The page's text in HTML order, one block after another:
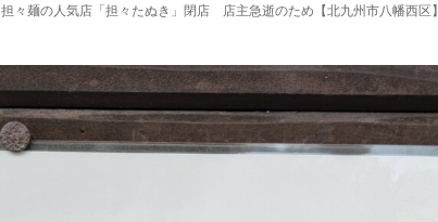
担々麺の人気店「担々たぬき」閉店 店主急逝のため【北九州市八幡西区】